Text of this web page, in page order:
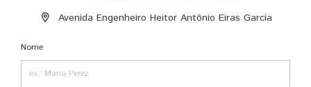
Avenida Engenheiro Heitor Antônio Eiras Garcia
Nome